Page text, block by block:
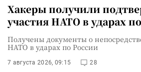
Хакеры получили
участия НАТО в ударах
Получены документы о
НАТО в ударах по России
7 августа 2026, 09:15 28